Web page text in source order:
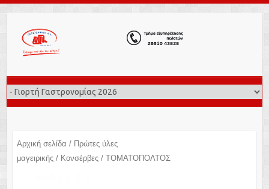
Αρχική σελίδα / Πρώτες ύλες
μαγειρικής/ Κονσέρβες/ ΤΟΜΑΤΟΠΟΛΤΟΣ